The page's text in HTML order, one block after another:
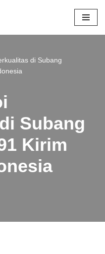
di Subang
Subang
Kirim